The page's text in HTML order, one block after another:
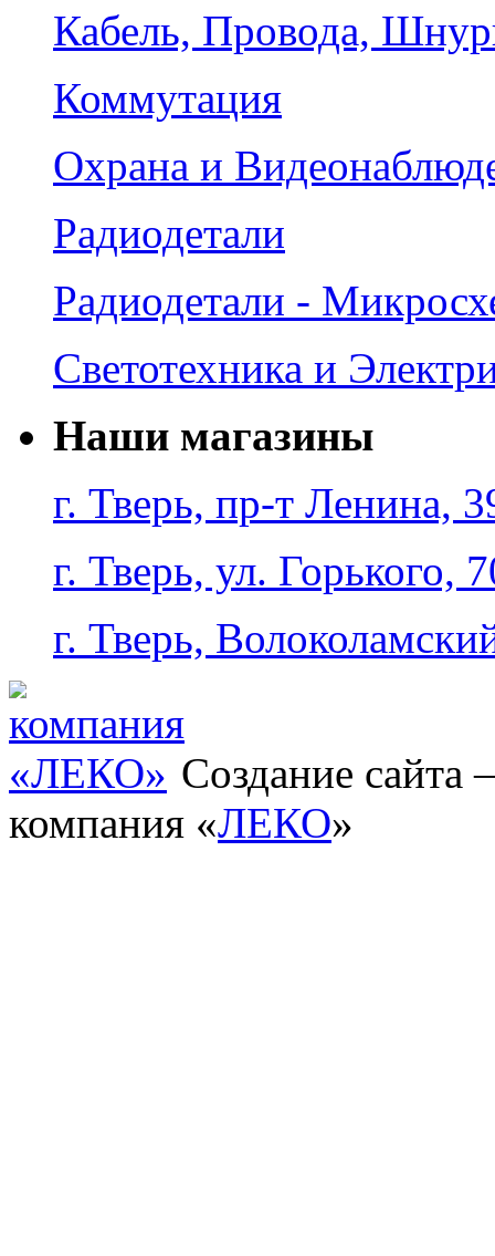
Кабель, Провода,
Коммутация
Охрана и
Радиодетали
Радиодетали -
Светотехника и
Наши магазины
г. Тверь, пр-т Ленина,
г. Тверь, ул. Горького,
г. Тверь,
Создание сайта
компания «ЛЕКО»